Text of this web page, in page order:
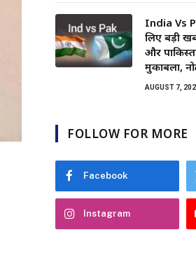
India Vs
लिए बड़ी
और
मुकाबला,
AUGUST 7,
FOLLOW FOR MORE
Facebook
Instagram